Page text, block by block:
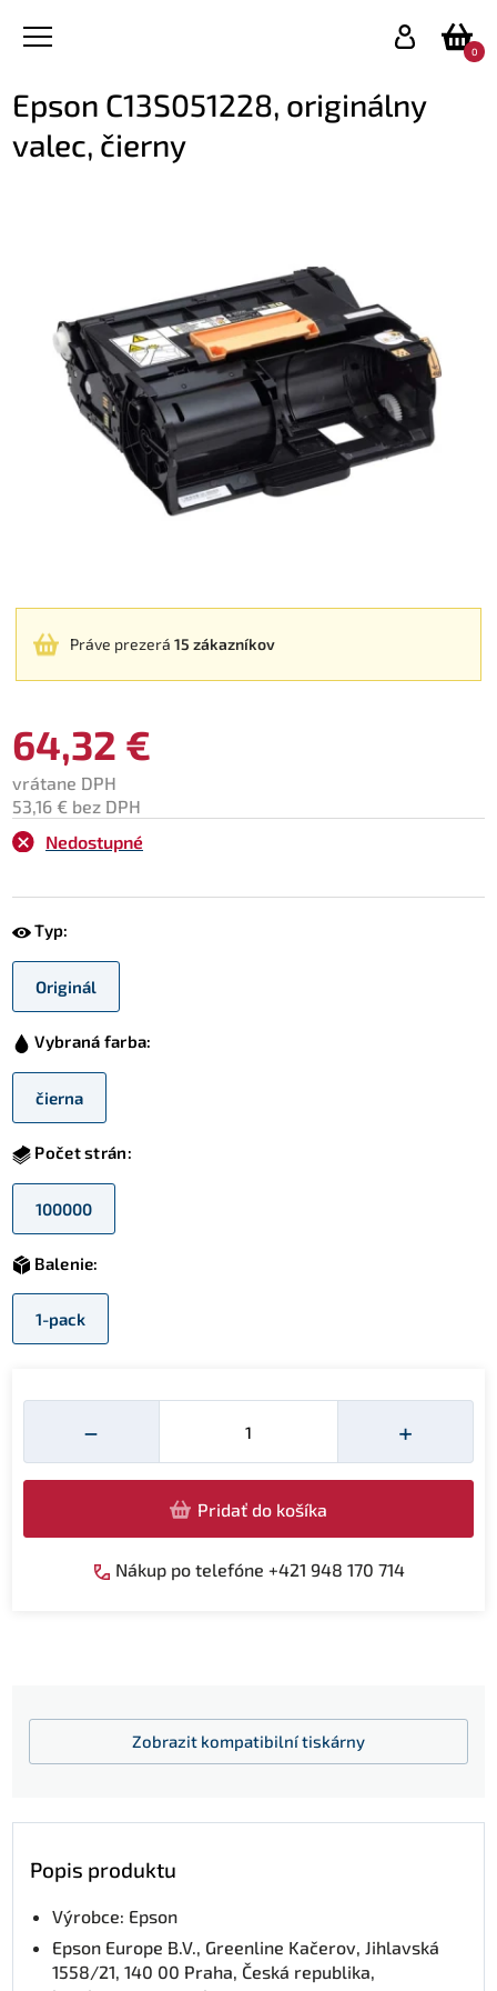
0
Epson C13S051228, originálny
valec, čierny
Práve prezerá 15 zákazníkov
64,32 €
vrátane DPH
53,16 € bez DPH
Nedostupné
Typ:
Originál
Vybraná farba:
čierna
Počet strán:
100000
Balenie:
1-pack
−
Množství
+
Pridať do košíka
Nákup po telefóne +421 948 170 714
Zobrazit kompatibilní tiskárny
Popis produktu
Výrobce: Epson
Epson Europe B.V., Greenline Kačerov, Jihlavská
1558/21, 140 00 Praha, Česká republika,